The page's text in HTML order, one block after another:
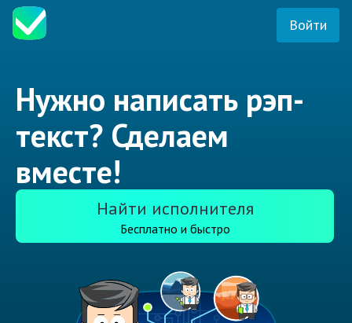
Войти
Нужно написать рэп-
текст? Сделаем
вместе!
Найти исполнителя
Бесплатно и быстро